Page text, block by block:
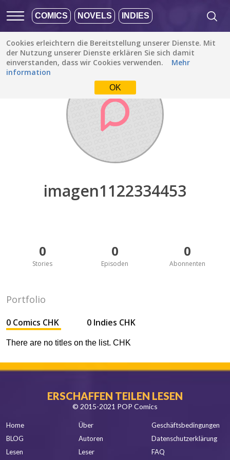
COMICS NOVELS INDIES
Cookies erleichtern die Bereitstellung unserer Dienste. Mit
der Nutzung unserer Dienste erklären Sie sich damit
einverstanden, dass wir Cookies verwenden.
Mehr
information
OK
Entdecken / imagen1122334453
imagen1122334453
0
Stories
0
Episoden
0
Abonnenten
Portfolio
0 Comics CHK 0 Indies CHK
There are no titles on the list. CHK
ERSCHAFFEN TEILEN LESEN
© 2015-2021 POP Comics
Home
BLOG
Lesen
Über
Autoren
Leser
Geschäftsbedingungen
Datenschutzerklärung
FAQ